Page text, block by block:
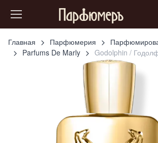
Главная Парфюмерия
Parfums De Marly
Godolphin /